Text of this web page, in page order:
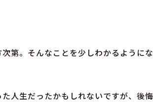
第。そんなことを少しわかるようにな
人生だったかもしれないですが、後